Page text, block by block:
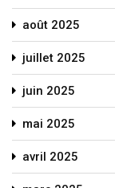
août 2025
juillet 2025
juin 2025
mai 2025
avril 2025